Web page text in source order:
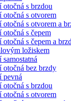
s brzdou
s otvorem
s otvorem a
s čepem
s čepem a
ložiskem
bez brzdy
pevná
s brzdou
s otvorem